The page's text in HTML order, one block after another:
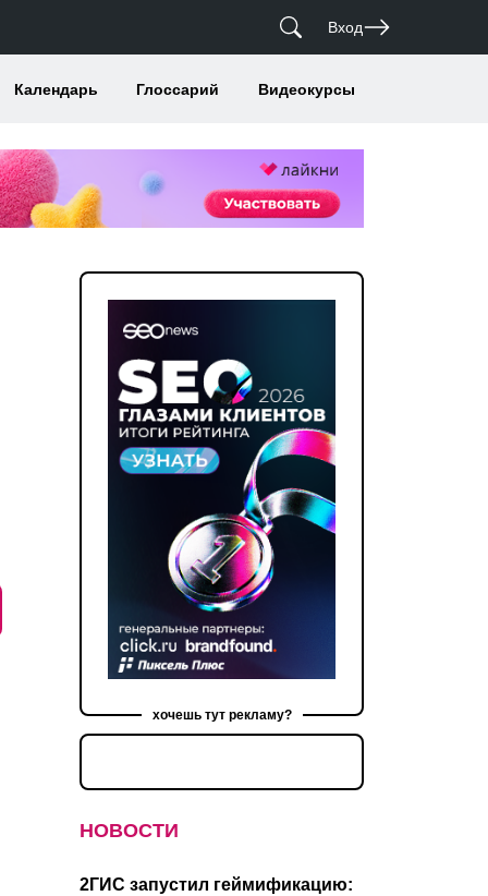
Вход
Календарь Глоссарий Видеокурсы
хочешь тут рекламу?
НОВОСТИ
2ГИС запустил геймификацию: